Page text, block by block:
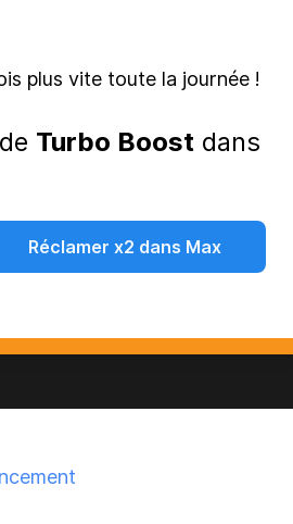
plus vite toute la journée !
Turbo Boost dans
Réclamer x2 dans Max